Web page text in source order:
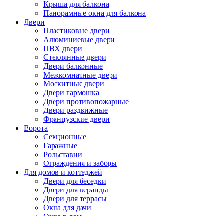
Крыша для балкона
Панорамные окна для балкона
Двери
Пластиковые двери
Алюминиевые двери
ПВХ двери
Стеклянные двери
Двери балконные
Межкомнатные двери
Москитные двери
Двери гармошка
Двери противопожарные
Двери раздвижные
Французские двери
Ворота
Секционные
Гаражные
Рольставни
Ограждения и заборы
Для домов и коттеджей
Двери для беседки
Двери для веранды
Двери для террасы
Окна для дачи